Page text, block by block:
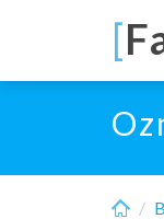
main
[